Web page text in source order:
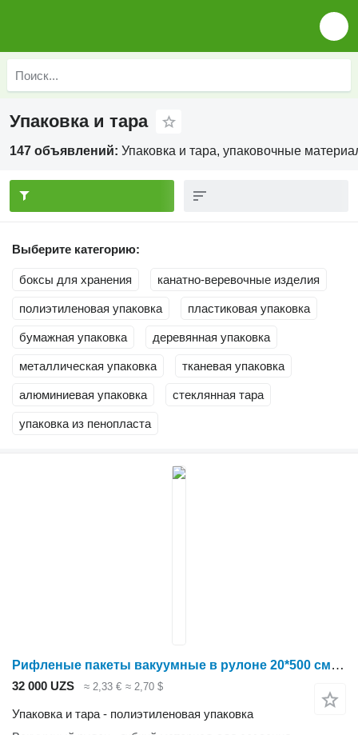
Упаковка и тара
147 объявлений: Упаковка и тара, упаковочные
Выберите категорию:
боксы для хранения канатно-веревочные изделия
полиэтиленовая упаковка пластиковая упаковка
бумажная упаковка деревянная упаковка
металлическая упаковка тканевая упаковка
алюминиевая упаковка стеклянная тара
упаковка из пенопласта
Рифленые пакеты вакуумные в рулоне 20*500 см без ручек
32 000 UZS ≈ 2,33 € ≈ 2,70 $
Упаковка и тара - полиэтиленовая упаковка